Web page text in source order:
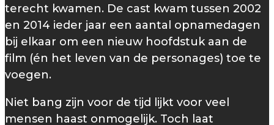
terecht kwamen. De cast kwam tussen 2002
en 2014 ieder jaar een aantal opnamedagen
bij elkaar om een nieuw hoofdstuk aan de
film (én het leven van de personages) toe te
voegen.
Niet bang zijn voor de tijd lijkt voor veel
mensen haast onmogelijk. Toch laat